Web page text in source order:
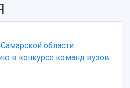
области
в конкурсе команд вузов